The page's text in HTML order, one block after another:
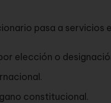
pasa a servicios
elección o
constitucional.